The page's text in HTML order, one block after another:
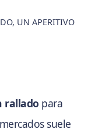
UN APERITIVO
rallado para
suele